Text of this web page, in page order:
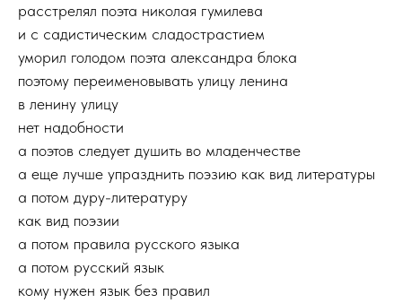
расстрелял поэта николая гумилева
и с садистическим сладострастием
уморил голодом поэта александра блока
поэтому переименовывать улицу ленина
в ленину улицу
нет надобности
а поэтов следует душить во младенчестве
а еще лучше упразднить поэзию как вид литературы
а потом дуру-литературу
как вид поэзии
а потом правила русского языка
а потом русский язык
кому нужен язык без правил